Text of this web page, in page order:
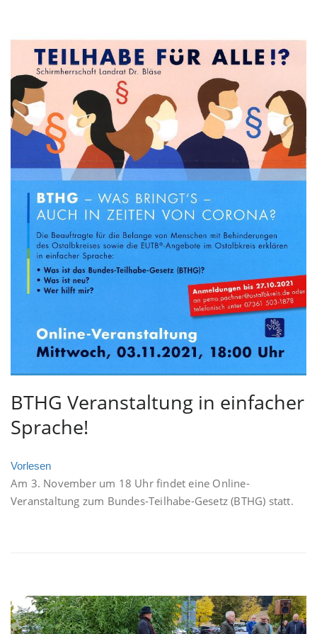
BTHG Veranstaltung in einfacher
Sprache!
Vorlesen
Am 3. November um 18 Uhr findet eine Online-
Veranstaltung zum Bundes-Teilhabe-Gesetz (BTHG) statt.